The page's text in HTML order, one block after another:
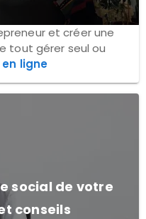
et créer une
tout gérer seul ou
en ligne
social de votre
conseils